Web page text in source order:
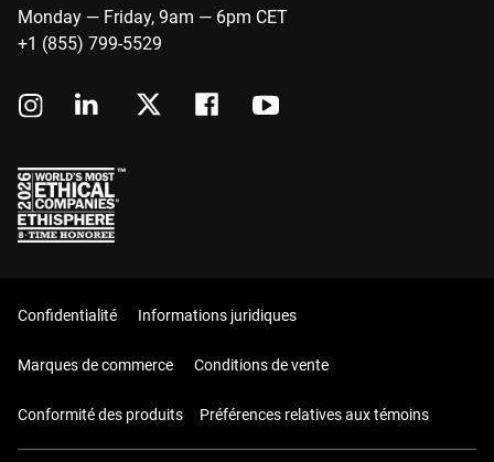
Monday — Friday, 9am — 6pm CET
+1 (855) 799-5529
Confidentialité Informations juridiques
Marques de commerce Conditions de vente
Conformité des produits Préférences relatives aux témoins